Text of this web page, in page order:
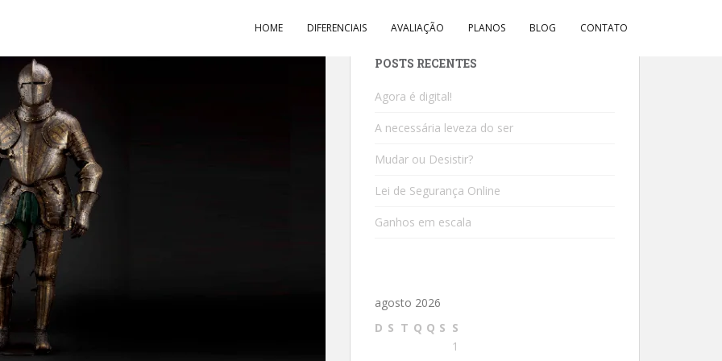
HOME DIFERENCIAIS AVALIAÇÃO PLANOS BLOG CONTATO
POSTS RECENTES
Agora é digital!
A necessária leveza do ser
Mudar ou Desistir?
Lei de Segurança Online
Ganhos em escala
agosto 2026
D S T Q Q S S
1